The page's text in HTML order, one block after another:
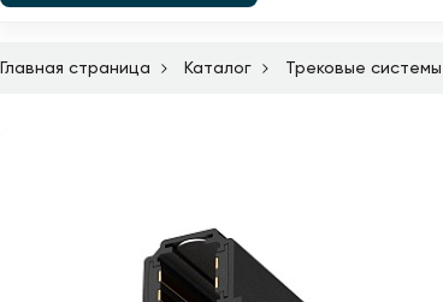
Все
Главная страница Каталог Трековые системы
Настольные лампы